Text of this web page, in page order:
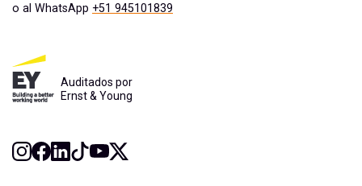
o al WhatsApp +51 945101839
Auditados por
Ernst & Young